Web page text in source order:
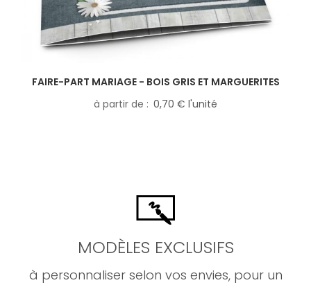
FAIRE-PART MARIAGE - BOIS GRIS ET MARGUERITES
à partir de
0,70 € l'unité
MODÈLES EXCLUSIFS
à personnaliser selon vos envies, pour un